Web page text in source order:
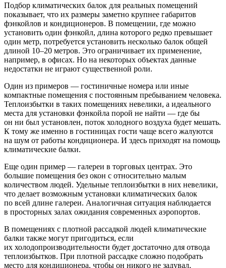
Подбор климатических балок для реальных помещений
показывает, что их размеры заметно крупнее габаритов
фэнкойлов и кондиционеров. В помещении, где можно
установить один фэнкойл, длина которого редко превышает
один метр, потребуется установить несколько балок общей
длиной 10–20 метров. Это ограничивает их применение,
например, в офисах. Но на некоторых объектах данные
недостатки не играют существенной роли.
Один из примеров — ​гостиничные номера или иные
компактные помещения с постоянным пребыванием человека.
Теплоизбытки в таких помещениях невелики, а идеального
места для установки фэнкойла порой не найти — ​где бы
он ни был установлен, поток холодного воздуха будет мешать.
К тому же именно в гостиницах гости чаще всего жалуются
на шум от работы кондиционера. И здесь приходят на помощь
климатические балки.
Еще один пример — ​галереи в торговых центрах. Это
большие помещения без окон с относительно малым
количеством людей. Удельные теплоизбытки в них невелики,
что делает возможным установки климатических балок
по всей длине галереи. Аналогичная ситуация наблюдается
в просторных залах ожидания современных аэропортов.
В помещениях с плотной рассадкой людей климатические
балки также могут пригодиться, если
их холодопроизводительности будет достаточно для отвода
теплоизбытков. При плотной рассадке сложно подобрать
место для кондиционера, чтобы он никого не задувал,